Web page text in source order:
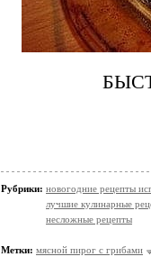
Рубрики: новогодние рецепты
лучшие кулинарные
несложные рецепты
Метки: мясной пирог с грибами